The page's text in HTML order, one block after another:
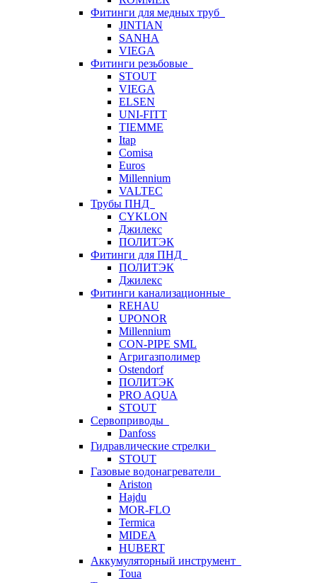
Фитинги для медных труб
JINTIAN
SANHA
VIEGA
Фитинги резьбовые
STOUT
VIEGA
ELSEN
UNI-FITT
TIEMME
Itap
Comisa
Euros
Millennium
VALTEC
Трубы ПНД
CYKLON
Джилекс
ПОЛИТЭК
Фитинги для ПНД
ПОЛИТЭК
Джилекс
Фитинги канализационные
REHAU
UPONOR
Millennium
CON-PIPE SML
Агригазполимер
Ostendorf
ПОЛИТЭК
PRO AQUA
STOUT
Сервоприводы
Danfoss
Гидравлические стрелки
STOUT
Газовые водонагреватели
Ariston
Hajdu
MOR-FLO
Termica
MIDEA
HUBERT
Аккумуляторный инструмент
Toua